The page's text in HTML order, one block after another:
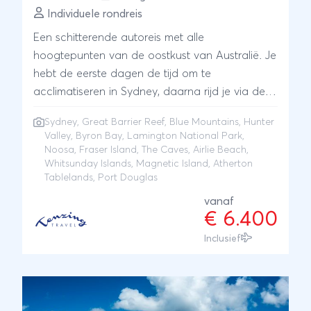
Individuele rondreis
Een schitterende autoreis met alle
hoogtepunten van de oostkust van Australië. Je
hebt de eerste dagen de tijd om te
acclimatiseren in Sydney, daarna rijd je via de
Hunter Valley, de paradijselijke stranden van
Byron Bay naar en het betoverende regenwoud
van Lamington National Park. Vervolgens staan
de plezierige kustplaats Noosa, het bijzondere
zandeiland Fraser Island en het wonderlijke
Great Barrier Reef op het programma. Na een
bezoek aan The Caves, een natuurwonder met
Whitsunday Islands – een adembenemend
mooie eilandengroep met maar liefst 74
Sydney, Great Barrier Reef, Blue Mountains, Hunter
Valley, Byron Bay, Lamington National Park,
Noosa, Fraser Island, The Caves, Airlie Beach,
Whitsunday Islands, Magnetic Island, Atherton
Tablelands, Port Douglas
vanaf
€ 6.400
Inclusief